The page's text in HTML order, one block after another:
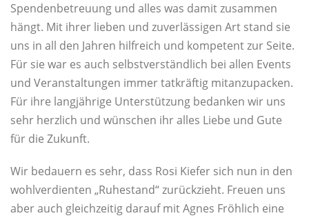
Spendenbetreuung und alles was damit zusammen
hängt. Mit ihrer lieben und zuverlässigen Art stand sie
uns in all den Jahren hilfreich und kompetent zur Seite.
Für sie war es auch selbstverständlich bei allen Events
und Veranstaltungen immer tatkräftig mitanzupacken.
Für ihre langjährige Unterstützung bedanken wir uns
sehr herzlich und wünschen ihr alles Liebe und Gute
für die Zukunft.
Wir bedauern es sehr, dass Rosi Kiefer sich nun in den
wohlverdienten „Ruhestand“ zurückzieht. Freuen uns
aber auch gleichzeitig darauf mit Agnes Fröhlich eine